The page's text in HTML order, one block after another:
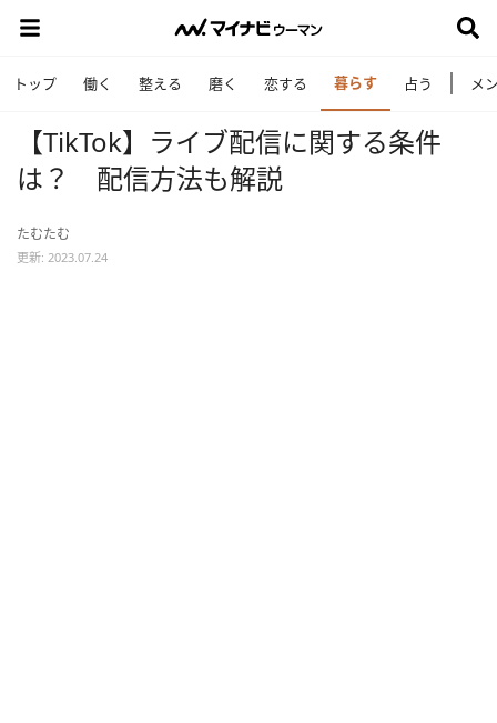
トップ 働く 整える 磨く 恋する 暮らす 占う メ
【TikTok】ライブ配信に関する条件
は？ 配信方法も解説
たむたむ
更新: 2023.07.24